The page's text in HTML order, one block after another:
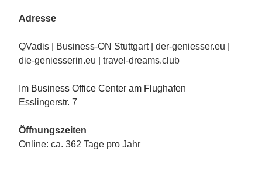
Adresse
QVadis | Business-ON Stuttgart | der-geniesser.eu |
die-geniesserin.eu | travel-dreams.club
Im Business Office Center am Flughafen
Esslingerstr. 7
Öffnungszeiten
Online: ca. 362 Tage pro Jahr